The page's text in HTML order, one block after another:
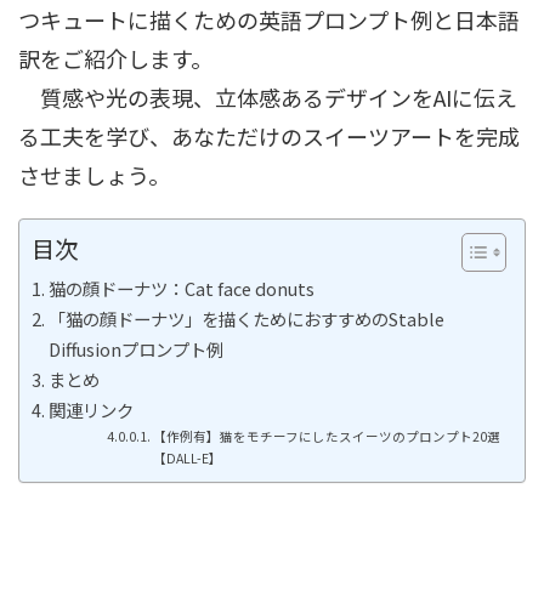
つキュートに描くための英語プロンプト例と日本語
訳をご紹介します。
質感や光の表現、立体感あるデザインをAIに伝え
る工夫を学び、あなただけのスイーツアートを完成
させましょう。
目次
猫の顔ドーナツ：Cat face donuts
「猫の顔ドーナツ」を描くためにおすすめのStable
Diffusionプロンプト例
まとめ
関連リンク
【作例有】猫をモチーフにしたスイーツのプロンプト20選
【DALL-E】